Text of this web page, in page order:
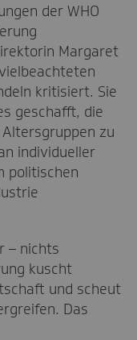
der WHO
Margaret
kritisiert. Sie
geschafft, die
zu
individueller
politischen
– nichts
kuscht
und scheut
Das